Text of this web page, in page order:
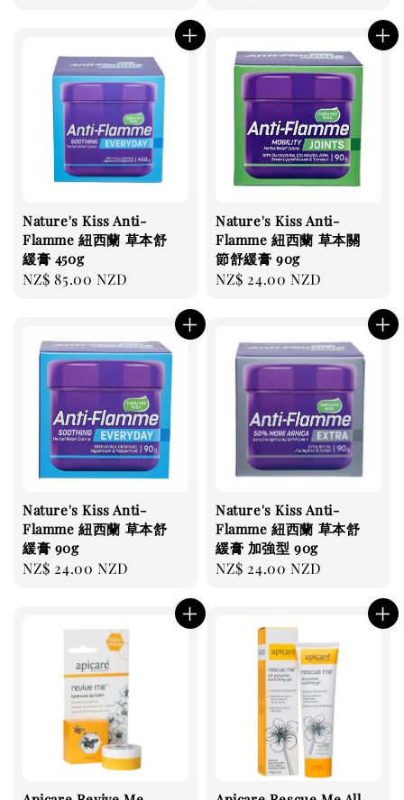
Nature's Kiss Anti-
Flamme 紐西蘭 草本舒
緩膏 450g
Regular
NZ$ 85.00 NZD
Nature's Kiss Anti-
Flamme 紐西蘭 草本關
節舒緩膏 90g
Regular
NZ$ 24.00 NZD
Nature's Kiss Anti-
Flamme 紐西蘭 草本舒
緩膏 90g
Regular
NZ$ 24.00 NZD
Nature's Kiss Anti-
Flamme 紐西蘭 草本舒
緩膏 加強型 90g
Regular
NZ$ 24.00 NZD